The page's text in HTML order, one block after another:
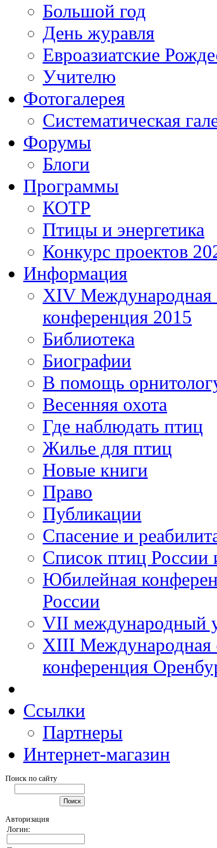
Большой год
День журавля
Евроазиатские
Учителю
Фотогалерея
Систематическая
Форумы
Блоги
Программы
КОТР
Птицы и энергетика
Конкурс проектов
Информация
XIV Международная
конференция 2015
Библиотека
Биографии
В помощь
Весенняя охота
Где наблюдать птиц
Жилье для птиц
Новые книги
Право
Публикации
Спасение и
Список птиц России
Юбилейная
России
VII международный
XIII Международная
конференция
Ссылки
Партнеры
Интернет-магазин
Поиск по сайту
Авторизация
Логин: